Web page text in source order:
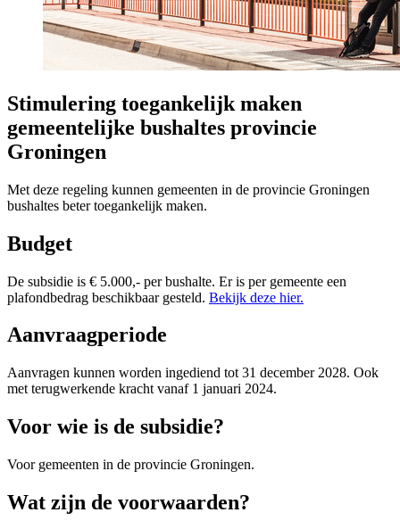
Stimulering toegankelijk maken
gemeentelijke bushaltes provincie
Groningen
Met deze regeling kunnen gemeenten in de provincie Groningen
bushaltes beter toegankelijk maken.
Budget
De subsidie is € 5.000,- per bushalte. Er is per gemeente een
plafondbedrag beschikbaar gesteld. Bekijk deze hier.
Aanvraagperiode
Aanvragen kunnen worden ingediend tot 31 december 2028. Ook
met terugwerkende kracht vanaf 1 januari 2024.
Voor wie is de subsidie?
Voor gemeenten in de provincie Groningen.
Wat zijn de voorwaarden?